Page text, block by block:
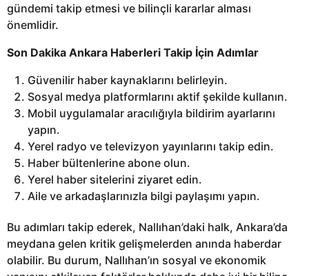
gündemi takip etmesi ve bilinçli kararlar alması
önemlidir.
Son Dakika Ankara Haberleri Takip İçin Adımlar
Güvenilir haber kaynaklarını belirleyin.
Sosyal medya platformlarını aktif şekilde kullanın.
Mobil uygulamalar aracılığıyla bildirim ayarlarını
yapın.
Yerel radyo ve televizyon yayınlarını takip edin.
Haber bültenlerine abone olun.
Yerel haber sitelerini ziyaret edin.
Aile ve arkadaşlarınızla bilgi paylaşımı yapın.
Bu adımları takip ederek, Nallıhan’daki halk, Ankara’da
meydana gelen kritik gelişmelerden anında haberdar
olabilir. Bu durum, Nallıhan’ın sosyal ve ekonomik